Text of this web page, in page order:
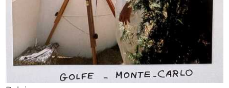
Artists
About us
Donate
Partners
Help